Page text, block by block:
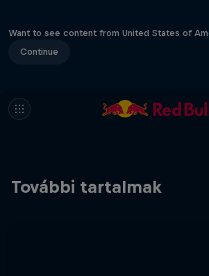
Want to see content from United States of
Continue
További tartalmak